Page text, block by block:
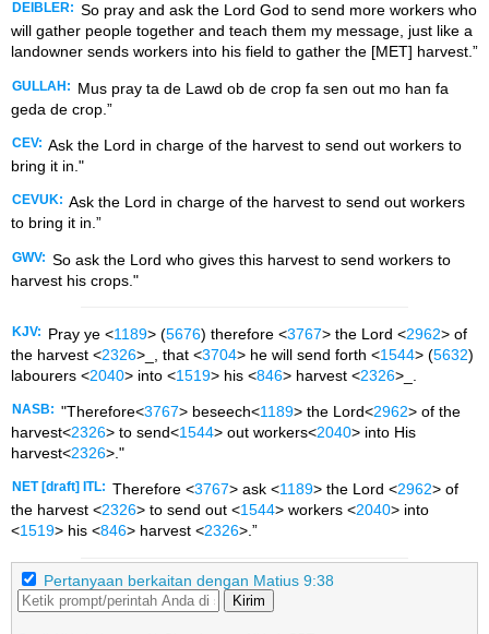
DEIBLER: So pray and ask the Lord God to send more workers who
will gather people together and teach them my message, just like a
landowner sends workers into his field to gather the [MET] harvest.”
GULLAH:
Mus pray ta de Lawd ob de crop fa sen out mo han fa
geda de crop.”
CEV: Ask the Lord in charge of the harvest to send out workers to
bring it in."
CEVUK: Ask the Lord in charge of the harvest to send out workers
to bring it in.”
GWV: So ask the Lord who gives this harvest to send workers to
harvest his crops."
KJV: Pray ye <1189> (5676) therefore <3767> the Lord <2962> of
the harvest <2326>_, that <3704> he will send forth <1544> (5632)
labourers <2040> into <1519> his <846> harvest <2326>_.
NASB: "Therefore<3767> beseech<1189> the Lord<2962> of the
harvest<2326> to send<1544> out workers<2040> into His
harvest<2326>."
NET [draft] ITL: Therefore <3767> ask <1189> the Lord <2962> of
the harvest <2326> to send out <1544> workers <2040> into
<1519> his <846> harvest <2326>.”
Pertanyaan berkaitan dengan Matius 9:38
Kirim